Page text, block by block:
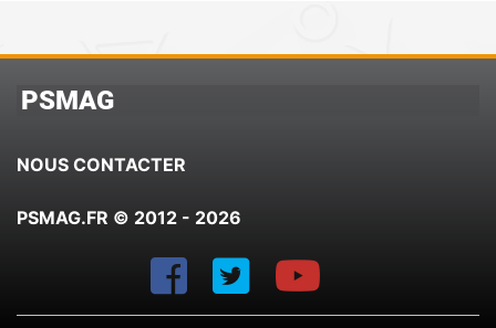
PSMAG
NOUS CONTACTER
PSMAG.FR © 2012 - 2026